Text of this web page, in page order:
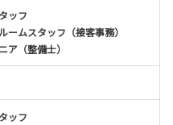
ッフ
ームスタッフ（接客事務）
ア（整備士）
ッフ